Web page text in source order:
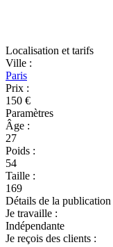
Localisation et tarifs
Ville :
Paris
Prix :
150 €
Paramètres
Âge :
27
Poids :
54
Taille :
169
Détails de la publication
Je travaille :
Indépendante
Je reçois des clients :